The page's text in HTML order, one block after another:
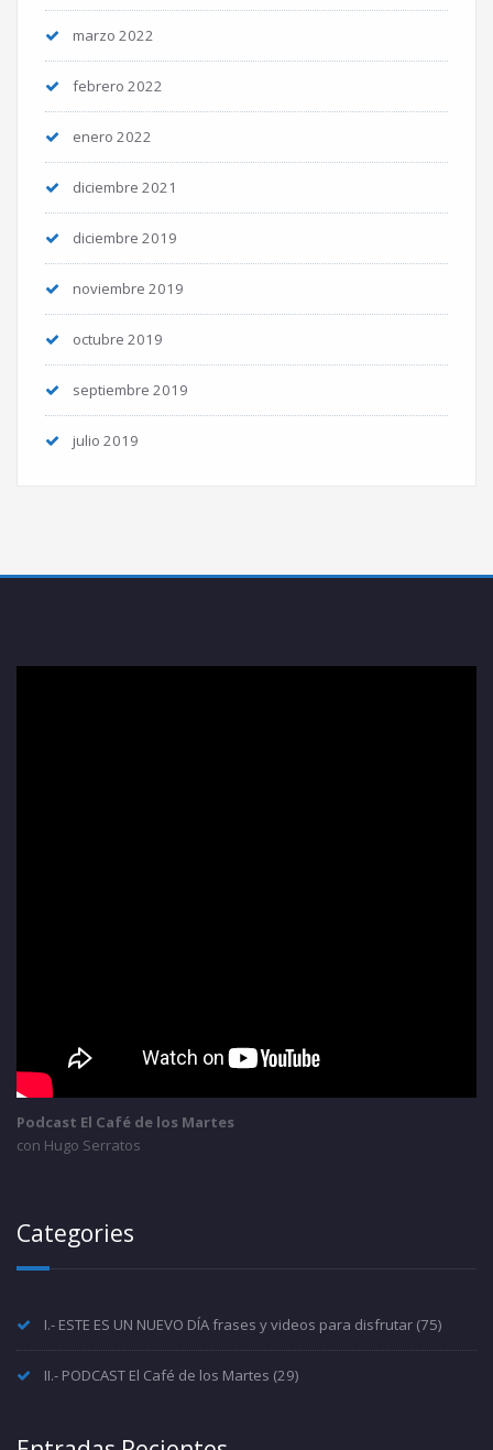
marzo 2022
febrero 2022
enero 2022
diciembre 2021
diciembre 2019
noviembre 2019
octubre 2019
septiembre 2019
julio 2019
Podcast El Café de los Martes
con Hugo Serratos
Categories
I.- ESTE ES UN NUEVO DÍA frases y videos para disfrutar (75)
II.- PODCAST El Café de los Martes (29)